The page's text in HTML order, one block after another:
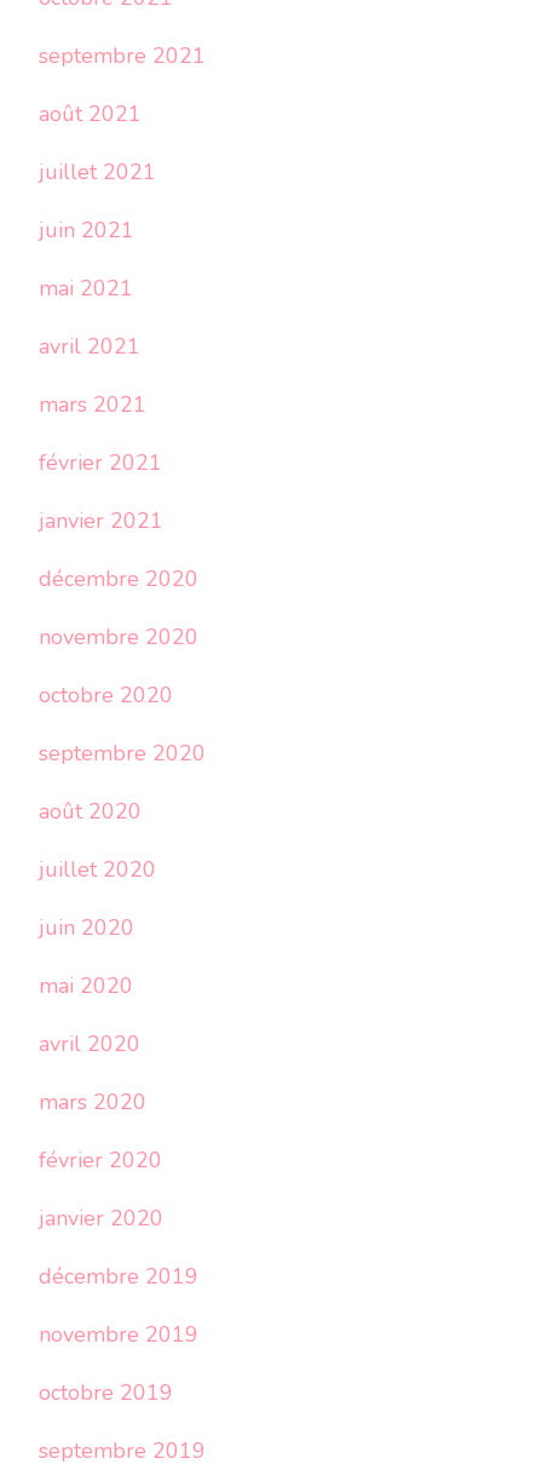
septembre 2021
août 2021
juillet 2021
juin 2021
mai 2021
avril 2021
mars 2021
février 2021
janvier 2021
décembre 2020
novembre 2020
octobre 2020
septembre 2020
août 2020
juillet 2020
juin 2020
mai 2020
avril 2020
mars 2020
février 2020
janvier 2020
décembre 2019
novembre 2019
octobre 2019
septembre 2019